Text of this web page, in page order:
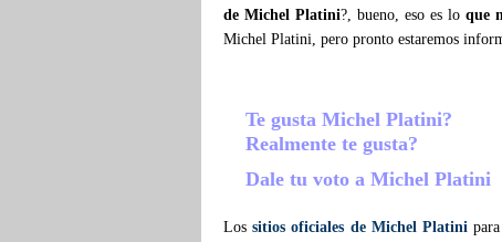
de Michel Platini?, bueno, eso es lo que
Michel Platini, pero pronto estaremos
Te gusta Michel Platini?
Realmente te gusta?
Dale tu voto a Michel Platini
Lossitios oficiales de Michel Platini